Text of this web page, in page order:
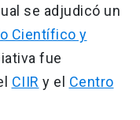
se adjudicó un
Científico y
fue
CIIR y el Centro